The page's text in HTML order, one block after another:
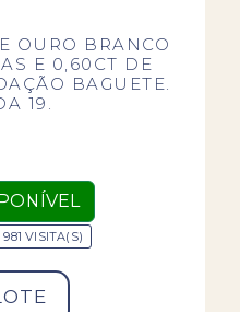
OURO BRANCO
E 0,60CT DE
BAGUETE.
19.
981 VISITA(S)